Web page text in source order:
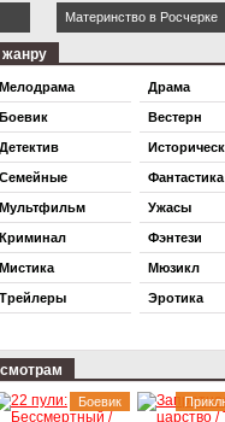
Материнство в Росчерке
Мелодрама
Боевик
Детектив
Семейные
Мультфильм
Криминал
Мистика
Трейлеры
Драма
Вестерн
Фантастика
Ужасы
Фэнтези
Мюзикл
Эротика
Боевик